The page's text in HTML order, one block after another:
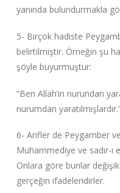
yanında bulundurmakla
5- Birçok hadiste
belirtilmiştir. Örneğin şu
şöyle buyurmuştur:
“Ben Allah’ın nurundan
nurumdan
6- Arifler de Peygamber
Muhammediye ve sadır-
Onlara göre bunlar
gerçeğin ifadeleridirler.